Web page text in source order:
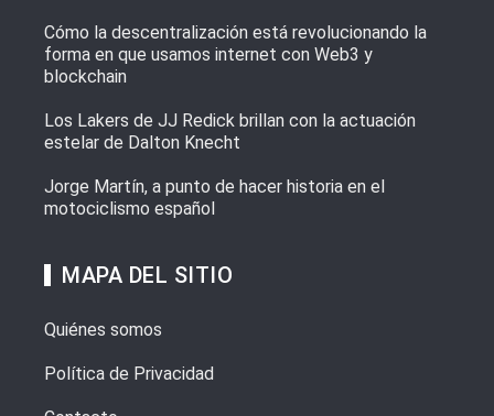
Cómo la descentralización está revolucionando la
forma en que usamos internet con Web3 y
blockchain
Los Lakers de JJ Redick brillan con la actuación
estelar de Dalton Knecht
Jorge Martín, a punto de hacer historia en el
motociclismo español
MAPA DEL SITIO
Quiénes somos
Política de Privacidad